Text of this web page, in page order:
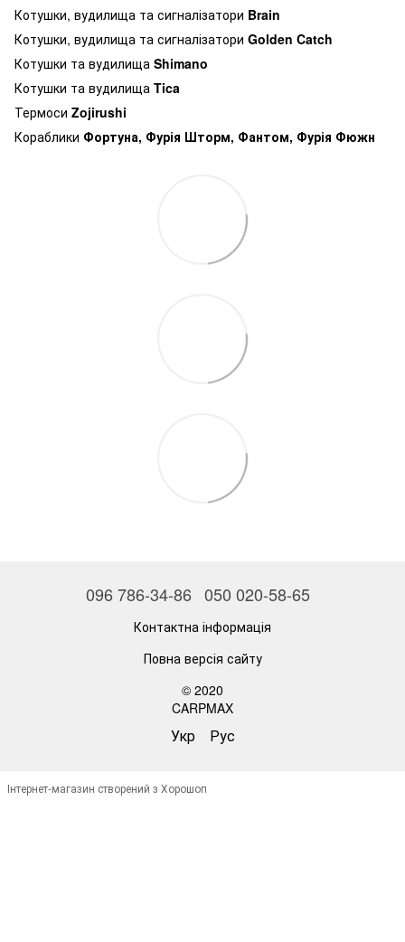
Котушки, вудилища та сигналізатори Brain
Котушки, вудилища та сигналізатори Golden Catch
Котушки та вудилища Shimano
Котушки та вудилища Tica
Термоси Zojirushi
Кораблики Фортуна, Фурія Шторм, Фантом, Фурія Фюжн
096 786-34-86 050 020-58-65
Контактна інформація
Повна версія сайту
© 2020
CARPMAX
Укр Рус
Інтернет-магазин створений з Хорошоп